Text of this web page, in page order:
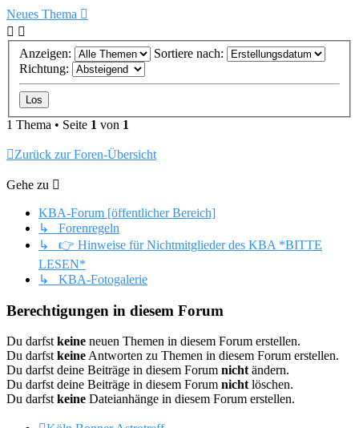
Neues Thema
Anzeigen:
Sortiere nach:
Richtung:
1 Thema • Seite 1 von 1
Zurück zur Foren-Übersicht
Gehe zu
KBA-Forum [öffentlicher Bereich]
↳ Forenregeln
↳ 👉 Hinweise für Nichtmitglieder des KBA *BITTE
LESEN*
↳ KBA-Fotogalerie
Berechtigungen in diesem Forum
Du darfst keine neuen Themen in diesem Forum erstellen.
Du darfst keine Antworten zu Themen in diesem Forum erstellen.
Du darfst deine Beiträge in diesem Forum nicht ändern.
Du darfst deine Beiträge in diesem Forum nicht löschen.
Du darfst keine Dateianhänge in diesem Forum erstellen.